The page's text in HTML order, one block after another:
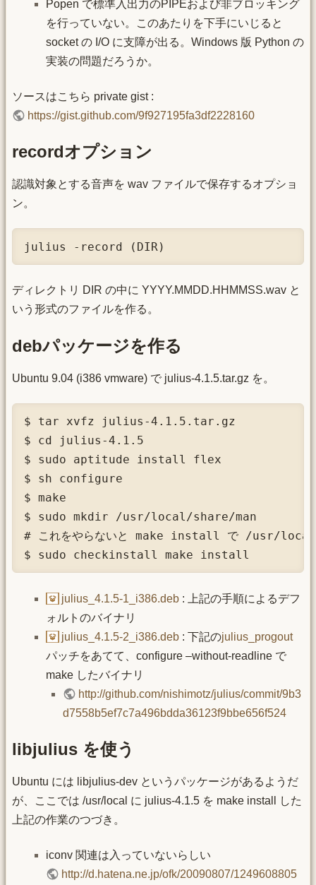
Popen で標準入出力のPIPEおよび非ブロッキング
を行っていない。このあたりを下手にいじると
socket の I/O に支障が出る。Windows 版 Python の
実装の問題だろうか。
ソースはこちら private gist :
https://gist.github.com/9f927195fa3df2228160
recordオプション
認識対象とする音声を wav ファイルで保存するオプショ
ン。
julius -record (DIR)
ディレクトリ DIR の中に YYYY.MMDD.HHMMSS.wav と
いう形式のファイルを作る。
debパッケージを作る
Ubuntu 9.04 (i386 vmware) で julius-4.1.5.tar.gz を。
$ tar xvfz julius-4.1.5.tar.gz
$ cd julius-4.1.5
$ sudo aptitude install flex
$ sh configure
$ make
$ sudo mkdir /usr/local/share/man
# これをやらないと make install で /usr/local/
$ sudo checkinstall make install
julius_4.1.5-1_i386.deb : 上記の手順によるデフ
ォルトのバイナリ
julius_4.1.5-2_i386.deb : 下記のjulius_progout
パッチをあてて、configure –without-readline で
make したバイナリ
http://github.com/nishimotz/julius/commit/9b3
d7558b5ef7c7a496bdda36123f9bbe656f524
libjulius を使う
Ubuntu には libjulius-dev というパッケージがあるようだ
が、ここでは /usr/local に julius-4.1.5 を make install した
上記の作業のつづき。
iconv 関連は入っていないらしい
http://d.hatena.ne.jp/ofk/20090807/1249608805